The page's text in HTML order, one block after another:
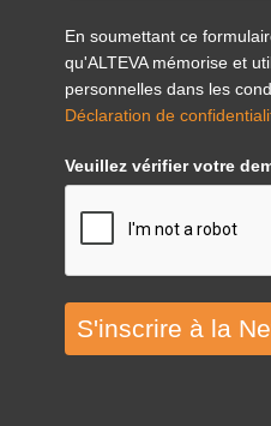
En soumettant ce
qu'ALTEVA mémorise et
personnelles dans les
Déclaration de
Veuillez vérifier votre
S'inscrire à la